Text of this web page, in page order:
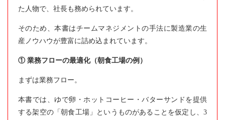
た人物で、社長も務められています。
そのため、本書はチームマネジメントの手法に製造業の生
産ノウハウが豊富に詰め込まれています。
① 業務フローの最適化（朝食工場の例）
まずは業務フロー。
本書では、ゆで卵・ホットコーヒー・バターサンドを提供
する架空の「朝食工場」というものがあることを仮定し、3